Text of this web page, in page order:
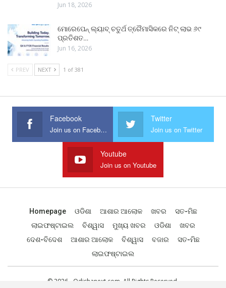
Jun 18, 2026
ମୋରେପେନ୍ ଲ୍ୟାବ୍ ଚତୁର୍ଥ ତ୍ରୈମାସିକରେ ନିଟ୍ ଲାଭ ୬୯
ପ୍ରତିଶତ…
Jun 16, 2026
PREV NEXT 1 of 381
Facebook
Join us on Facebook
Twitter
Join us on Twitter
Youtube
Join us on Youtube
Homepage ଓଡିଶା ଆଶାର ଆଲୋକ ଖବର
ସତ-ମିଛ
ଲାଇଫଷ୍ଟାଇଲ
ବିଶ୍ୱାସ ମୁଖ୍ୟ ଖବର ଓଡିଶା
ଖବର
ଦେଶ-ବିଦେଶ
ଆଶାର ଆଲୋକ ବିଶ୍ୱାସ ବଜାର
ସତ-ମିଛ
ଲାଇଫଷ୍ଟାଇଲ
© 2026 - Odishanext.com. All Rights Reserved.